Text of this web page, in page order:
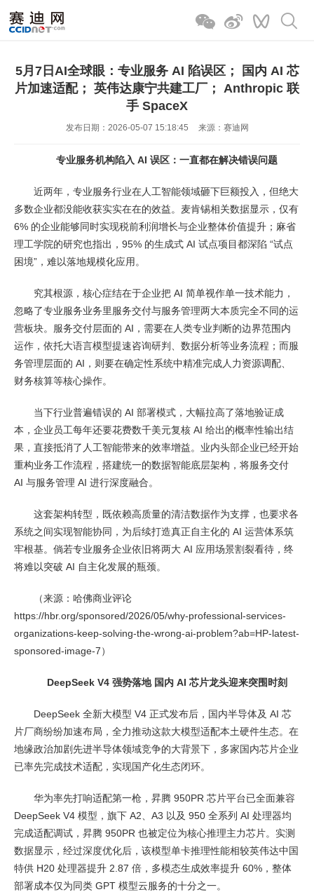
5月7日AI全球眼：专业服务 AI 陷误区； 国内 AI 芯
片加速适配； 英伟达康宁共建工厂； Anthropic 联
手 SpaceX
发布日期：2026-05-07 15:18:45 来源：赛迪网
专业服务机构陷入 AI 误区：一直都在解决错误问题
近两年，专业服务行业在人工智能领域砸下巨额投入，但绝大
多数企业都没能收获实实在在的效益。麦肯锡相关数据显示，仅有
6% 的企业能够同时实现税前利润增长与企业整体价值提升；麻省
理工学院的研究也指出，95% 的生成式 AI 试点项目都深陷 “试点
困境”，难以落地规模化应用。
究其根源，核心症结在于企业把 AI 简单视作单一技术能力，
忽略了专业服务业务里服务交付与服务管理两大本质完全不同的运
营板块。服务交付层面的 AI，需要在人类专业判断的边界范围内
运作，依托大语言模型提速咨询研判、数据分析等业务流程；而服
务管理层面的 AI，则要在确定性系统中精准完成人力资源调配、
财务核算等核心操作。
当下行业普遍错误的 AI 部署模式，大幅拉高了落地验证成
本，企业员工每年还要花费数千美元复核 AI 给出的概率性输出结
果，直接抵消了人工智能带来的效率增益。业内头部企业已经开始
重构业务工作流程，搭建统一的数据智能底层架构，将服务交付
AI 与服务管理 AI 进行深度融合。
这套架构转型，既依赖高质量的清洁数据作为支撑，也要求各
系统之间实现智能协同，为后续打造真正自主化的 AI 运营体系筑
牢根基。倘若专业服务企业依旧将两大 AI 应用场景割裂看待，终
将难以突破 AI 自主化发展的瓶颈。
（来源：哈佛商业评论
https://hbr.org/sponsored/2026/05/why-professional-services-
organizations-keep-solving-the-wrong-ai-problem?ab=HP-latest-
sponsored-image-7）
DeepSeek V4 强势落地 国内 AI 芯片龙头迎来突围时刻
DeepSeek 全新大模型 V4 正式发布后，国内半导体及 AI 芯
片厂商纷纷加速布局，全力推动这款大模型适配本土硬件生态。在
地缘政治加剧先进半导体领域竞争的大背景下，多家国内芯片企业
已率先完成技术适配，实现国产化生态闭环。
华为率先打响适配第一枪，昇腾 950PR 芯片平台已全面兼容
DeepSeek V4 模型，旗下 A2、A3 以及 950 全系列 AI 处理器均
完成适配调试，昇腾 950PR 也被定位为核心推理主力芯片。实测
数据显示，经过深度优化后，该模型单卡推理性能相较英伟达中国
特供 H20 处理器提升 2.87 倍，多模态生成效率提升 60%，整体
部署成本仅为同类 GPT 模型云服务的十分之一。